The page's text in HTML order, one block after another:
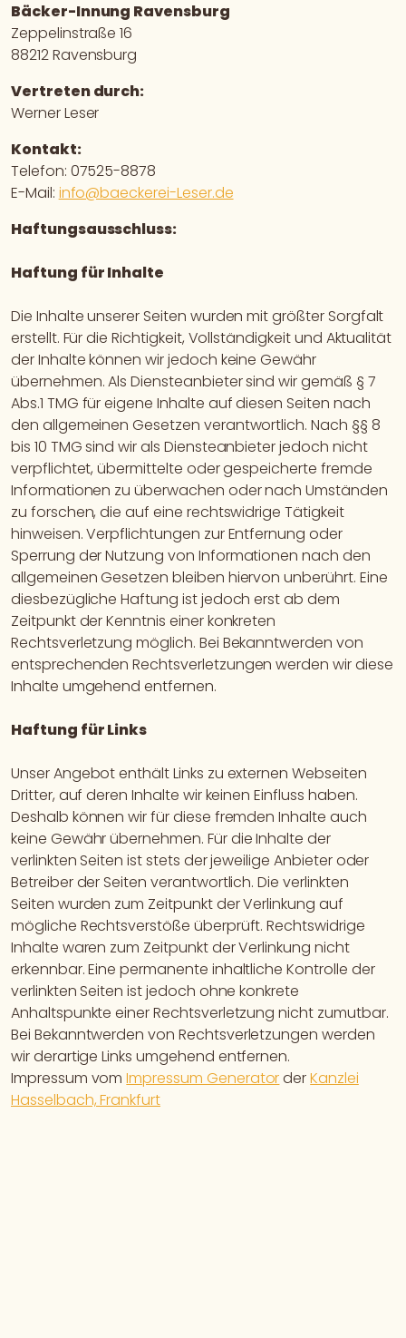
Bäcker-Innung Ravensburg
Zeppelinstraße 16
88212 Ravensburg
Vertreten durch:
Werner Leser
Kontakt:
Telefon: 07525-8878
E-Mail: info@baeckerei-Leser.de
Haftungsausschluss:
Haftung für Inhalte
Die Inhalte unserer Seiten wurden mit größter Sorgfalt
erstellt. Für die Richtigkeit, Vollständigkeit und Aktualität
der Inhalte können wir jedoch keine Gewähr
übernehmen. Als Diensteanbieter sind wir gemäß § 7
Abs.1 TMG für eigene Inhalte auf diesen Seiten nach
den allgemeinen Gesetzen verantwortlich. Nach §§ 8
bis 10 TMG sind wir als Diensteanbieter jedoch nicht
verpflichtet, übermittelte oder gespeicherte fremde
Informationen zu überwachen oder nach Umständen
zu forschen, die auf eine rechtswidrige Tätigkeit
hinweisen. Verpflichtungen zur Entfernung oder
Sperrung der Nutzung von Informationen nach den
allgemeinen Gesetzen bleiben hiervon unberührt. Eine
diesbezügliche Haftung ist jedoch erst ab dem
Zeitpunkt der Kenntnis einer konkreten
Rechtsverletzung möglich. Bei Bekanntwerden von
entsprechenden Rechtsverletzungen werden wir diese
Inhalte umgehend entfernen.
Haftung für Links
Unser Angebot enthält Links zu externen Webseiten
Dritter, auf deren Inhalte wir keinen Einfluss haben.
Deshalb können wir für diese fremden Inhalte auch
keine Gewähr übernehmen. Für die Inhalte der
verlinkten Seiten ist stets der jeweilige Anbieter oder
Betreiber der Seiten verantwortlich. Die verlinkten
Seiten wurden zum Zeitpunkt der Verlinkung auf
mögliche Rechtsverstöße überprüft. Rechtswidrige
Inhalte waren zum Zeitpunkt der Verlinkung nicht
erkennbar. Eine permanente inhaltliche Kontrolle der
verlinkten Seiten ist jedoch ohne konkrete
Anhaltspunkte einer Rechtsverletzung nicht zumutbar.
Bei Bekanntwerden von Rechtsverletzungen werden
wir derartige Links umgehend entfernen.
Impressum vomImpressum GeneratorderKanzlei
Hasselbach, Frankfurt